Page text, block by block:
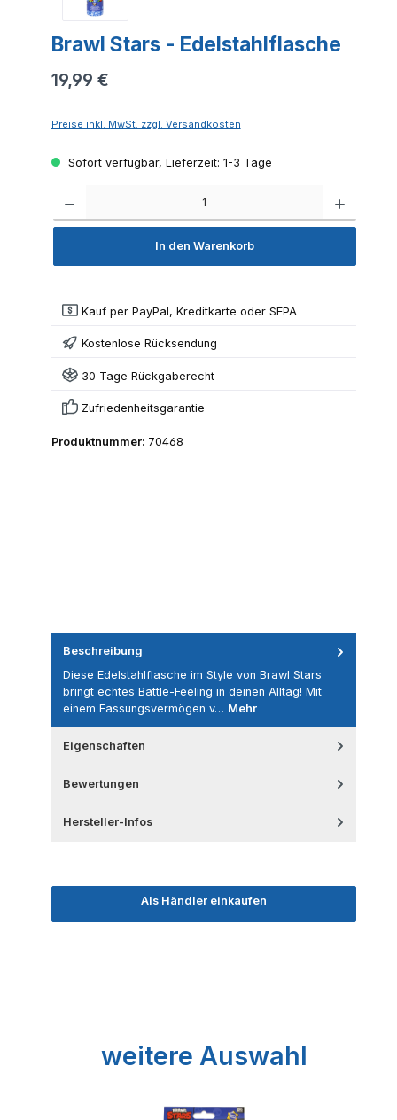
Brawl Stars - Edelstahlflasche
19,99 €
Preise inkl. MwSt. zzgl. Versandkosten
Sofort verfügbar, Lieferzeit: 1-3 Tage
In den Warenkorb
Kauf per PayPal, Kreditkarte oder SEPA
Kostenlose Rücksendung
30 Tage Rückgaberecht
Zufriedenheitsgarantie
Produktnummer: 70468
Beschreibung
Diese Edelstahlflasche im Style von Brawl Stars
bringt echtes Battle-Feeling in deinen Alltag! Mit
einem Fassungsvermögen v… Mehr
Eigenschaften
Bewertungen
Hersteller-Infos
Als Händler einkaufen
Produktgalerie überspringen
weitere Auswahl